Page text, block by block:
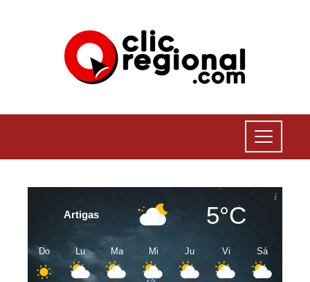
Artigas 5°C
Do Lu Ma Mi Ju Vi Sá